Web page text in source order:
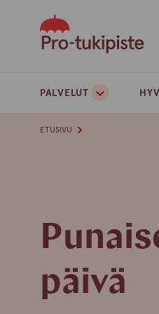
PALVELUT
ETUSIVU
päivä